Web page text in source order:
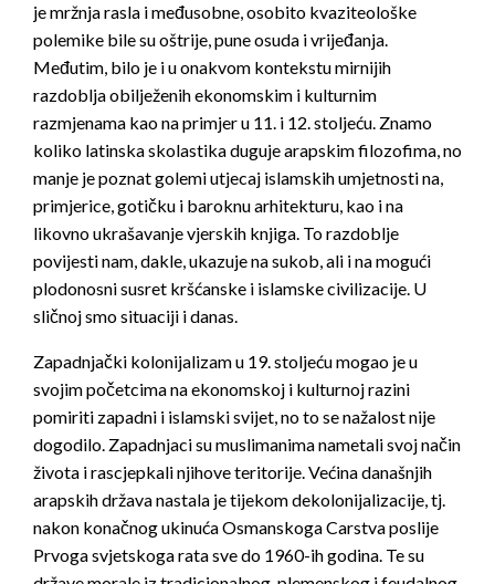
je mržnja rasla i međusobne, osobito kvaziteološke
polemike bile su oštrije, pune osuda i vrijeđanja.
Međutim, bilo je i u onakvom kontekstu mirnijih
razdoblja obilježenih ekonomskim i kulturnim
razmjenama kao na primjer u 11. i 12. stoljeću. Znamo
koliko latinska skolastika duguje arapskim filozofima, no
manje je poznat golemi utjecaj islamskih umjetnosti na,
primjerice, gotičku i baroknu arhitekturu, kao i na
likovno ukrašavanje vjerskih knjiga. To razdoblje
povijesti nam, dakle, ukazuje na sukob, ali i na mogući
plodonosni susret kršćanske i islamske civilizacije. U
sličnoj smo situaciji i danas.
Zapadnjački kolonijalizam u 19. stoljeću mogao je u
svojim početcima na ekonomskoj i kulturnoj razini
pomiriti zapadni i islamski svijet, no to se nažalost nije
dogodilo. Zapadnjaci su muslimanima nametali svoj način
života i rascjepkali njihove teritorije. Većina današnjih
arapskih država nastala je tijekom dekolonijalizacije, tj.
nakon konačnog ukinuća Osmanskoga Carstva poslije
Prvoga svjetskoga rata sve do 1960-ih godina. Te su